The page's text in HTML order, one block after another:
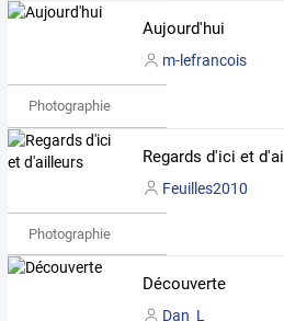
Aujourd'hui
m-lefrancois
Photographie
Feuilles2010
Photographie
Découverte
Dan_L